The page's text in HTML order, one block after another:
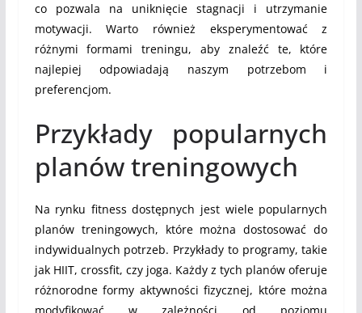
co pozwala na uniknięcie stagnacji i utrzymanie
motywacji. Warto również eksperymentować z
różnymi formami treningu, aby znaleźć te, które
najlepiej odpowiadają naszym potrzebom i
preferencjom.
Przykłady popularnych
planów treningowych
Na rynku fitness dostępnych jest wiele popularnych
planów treningowych, które można dostosować do
indywidualnych potrzeb. Przykłady to programy, takie
jak HIIT, crossfit, czy joga. Każdy z tych planów oferuje
różnorodne formy aktywności fizycznej, które można